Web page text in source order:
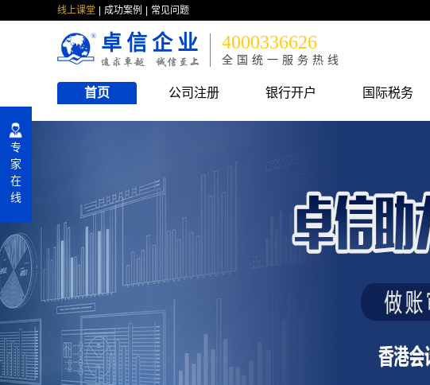
线上课堂 成功案例 常见问题
卓信企业 4000336626
全国统一服务热线
首页 公司注册 银行开户 国际税务
专
家
在
线